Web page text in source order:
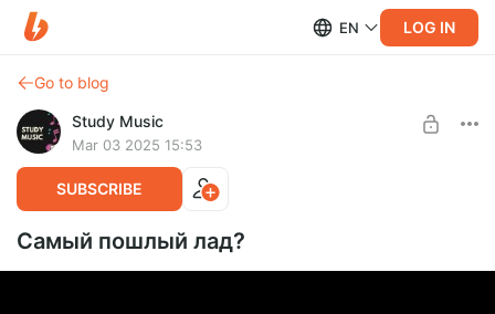
EN LOG IN
Go to blog
Study Music
Mar 03 2025 15:53
SUBSCRIBE
Самый пошлый лад?